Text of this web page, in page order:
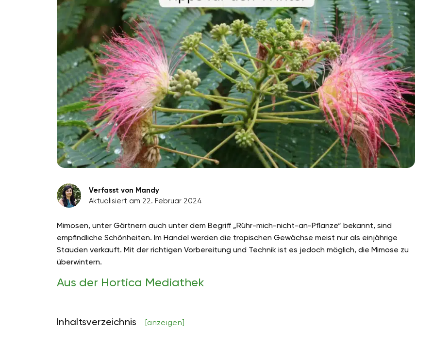
Verfasst von Mandy
Aktualisiert am 22. Februar 2024
Mimosen, unter Gärtnern auch unter dem Begriff „Rühr-mich-nicht-an-Pflanze“ bekannt, sind
empfindliche Schönheiten. Im Handel werden die tropischen Gewächse meist nur als einjährige
Stauden verkauft. Mit der richtigen Vorbereitung und Technik ist es jedoch möglich, die Mimose zu
überwintern.
Aus der Hortica Mediathek
Inhaltsverzeichnis [anzeigen]